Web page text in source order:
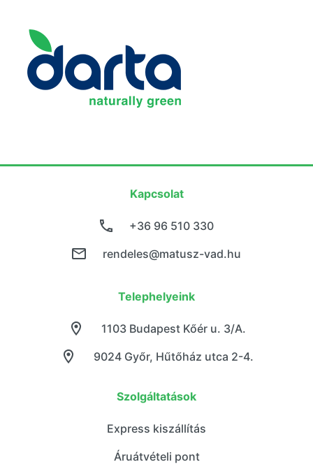
Kapcsolat
+36 96 510 330
rendeles@matusz-vad.hu
Telephelyeink
9024 Győr, Hűtőház utca 2-4.
1103 Budapest Kőér u. 3/A.
Szolgáltatások
Express kiszállítás
Áruátvételi pont